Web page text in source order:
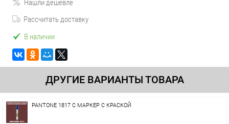
Нашли дешевле
Рассчитать доставку
В наличии
ДРУГИЕ ВАРИАНТЫ ТОВАРА
PANTONE 1817 C МАРКЕР С КРАСКОЙ